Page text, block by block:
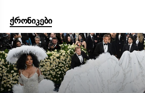
ქრონიკები